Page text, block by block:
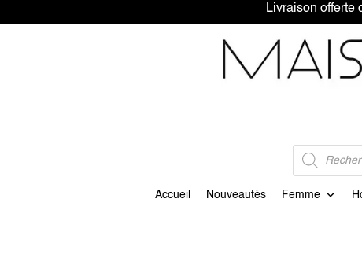
Livraison
de
produits
Accueil Nouveautés Femme